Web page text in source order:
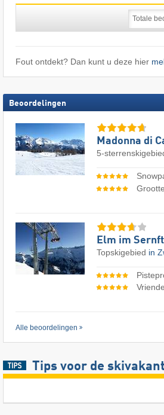
Fout ontdekt? Dan kunt u deze hier
Beoordelingen
Madonna di
5-
Elm im
Topskigebied in
Alle beoordelingen
Tips voor de